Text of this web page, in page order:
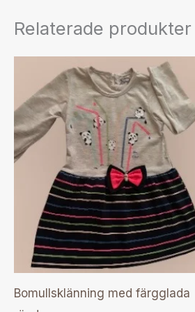
Relaterade produkter
Bomullsklänning med färgglada
Den
här
produkten
har
flera
varianter.
De
olika
alternativen
kan